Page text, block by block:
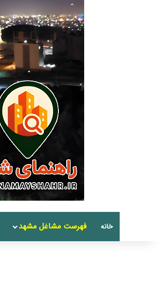
خانه فهرست مشاغل مشهد